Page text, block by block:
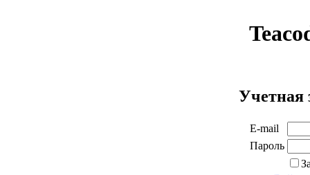
Учетная
E-mail
Пароль